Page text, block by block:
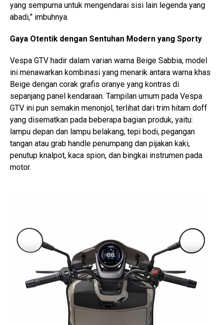
yang sempurna untuk mengendarai sisi lain legenda yang
abadi,” imbuhnya.
Gaya Otentik dengan Sentuhan Modern yang Sporty
Vespa GTV hadir dalam varian warna Beige Sabbia, model
ini menawarkan kombinasi yang menarik antara warna khas
Beige dengan corak grafis oranye yang kontras di
sepanjang panel kendaraan. Tampilan umum pada Vespa
GTV ini pun semakin menonjol, terlihat dari trim hitam doff
yang disematkan pada beberapa bagian produk, yaitu:
lampu depan dan lampu belakang, tepi bodi, pegangan
tangan atau grab handle penumpang dan pijakan kaki,
penutup knalpot, kaca spion, dan bingkai instrumen pada
motor.